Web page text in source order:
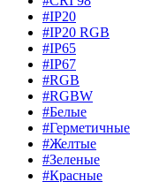
#IP20
#IP20 RGB
#IP65
#IP67
#RGB
#RGBW
#Белые
#Герметичные
#Желтые
#Зеленые
#Красные